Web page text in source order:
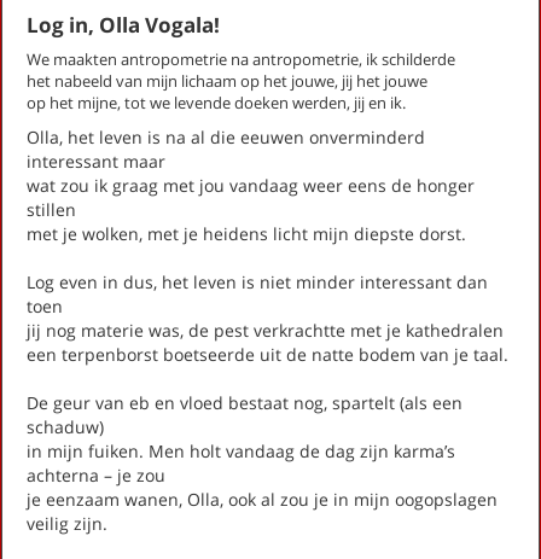
Boswerf (Stadsgedicht 24)
Brink (Stadsgedicht 23)
Brugakker (Stadsgedicht 33)
Buurtschap (stadsgedicht 5)
Concert (Stadsgedicht 30)
De imker (Stadsgedicht 43)
De mars (Stadsgedicht 48)
De Vissers (Stadsgedicht 51)
Dichterswijk (Stadsgedicht 58)
Droomkwartet (Stadsgedicht 26)
Estuarium (Stadsgedicht 15)
Expositie (stadsgedicht 29)
Fietser met ringslang (Stadsgedicht 36)
Galgenveld (Stadsgedicht 59)
Grafheuvel (Stadsgedicht 14)
Heidestein (Stadsgedicht 47)
Herdenking (stadsgedicht 12)
«First ‹Previous
Log in, Olla Vogala!
We maakten antropometrie na antropometrie, ik schilderde
het nabeeld van mijn lichaam op het jouwe, jij het jouwe
op het mijne, tot we levende doeken werden, jij en ik.
Olla, het leven is na al die eeuwen onverminderd
interessant maar
wat zou ik graag met jou vandaag weer eens de honger
stillen
met je wolken, met je heidens licht mijn diepste dorst.
Log even in dus, het leven is niet minder interessant dan
toen
jij nog materie was, de pest verkrachtte met je kathedralen
een terpenborst boetseerde uit de natte bodem van je taal.
De geur van eb en vloed bestaat nog, spartelt (als een
schaduw)
in mijn fuiken. Men holt vandaag de dag zijn karma’s
achterna – je zou
je eenzaam wanen, Olla, ook al zou je in mijn oogopslagen
veilig zijn.